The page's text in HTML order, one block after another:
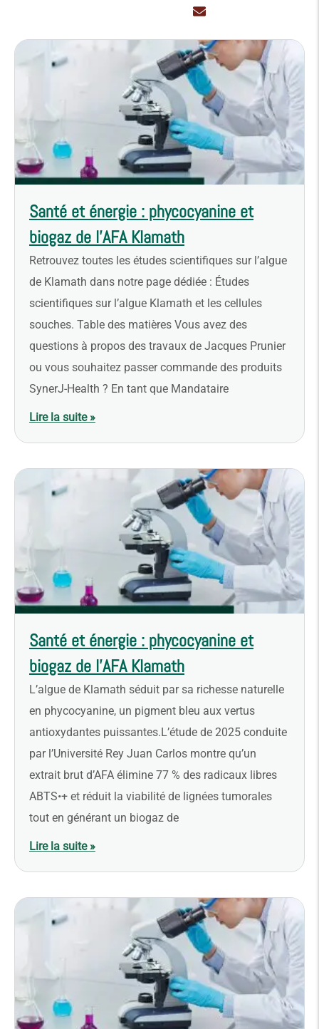
Santé et énergie : phycocyanine et
biogaz de l’AFA Klamath
Retrouvez toutes les études scientifiques sur l’algue
de Klamath dans notre page dédiée : Études
scientifiques sur l’algue Klamath et les cellules
souches. Table des matières Vous avez des
questions à propos des travaux de Jacques Prunier
ou vous souhaitez passer commande des produits
SynerJ-Health ? En tant que Mandataire
Lire la suite »
Santé et énergie : phycocyanine et
biogaz de l’AFA Klamath
L’algue de Klamath séduit par sa richesse naturelle
en phycocyanine, un pigment bleu aux vertus
antioxydantes puissantes.L’étude de 2025 conduite
par l’Université Rey Juan Carlos montre qu’un
extrait brut d’AFA élimine 77 % des radicaux libres
ABTS•+ et réduit la viabilité de lignées tumorales
tout en générant un biogaz de
Lire la suite »